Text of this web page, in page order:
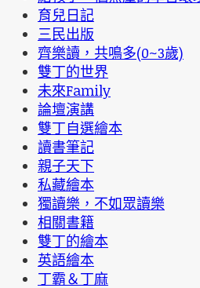
育兒日記
三民出版
齊樂讀，共鳴多(0~3歲)
雙丁的世界
未來Family
論壇演講
雙丁自選繪本
讀書筆記
親子天下
私藏繪本
獨讀樂，不如眾讀樂
相關書籍
雙丁的繪本
英語繪本
丁霸＆丁麻